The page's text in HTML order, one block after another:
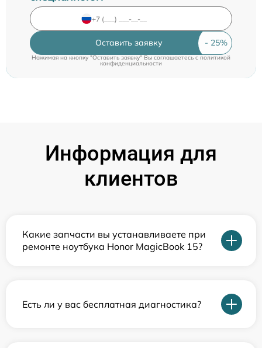
Оставить заявку
Нажимая на кнопку "Оставить заявку" Вы соглашаетесь c политикой
конфиденциальности
Информация для
клиентов
Какие запчасти вы устанавливаете при
ремонте ноутбука Honor MagicBook 15?
Есть ли у вас бесплатная диагностика?